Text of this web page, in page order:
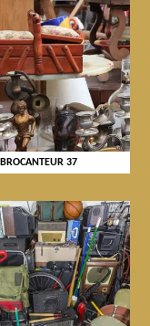
BROCANTEUR 37